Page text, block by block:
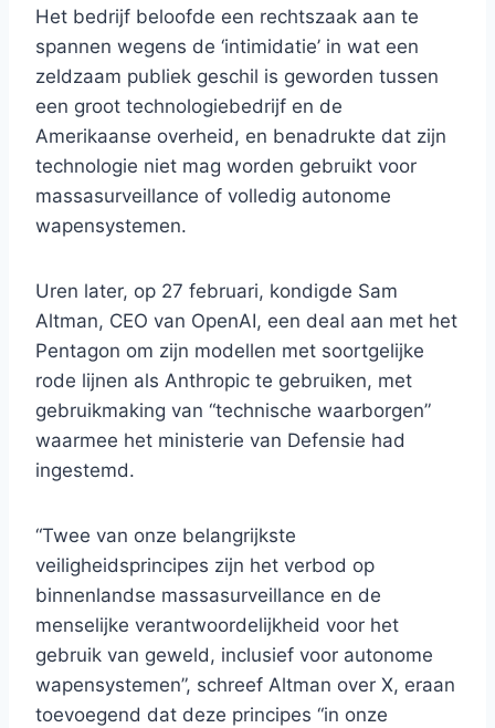
Het bedrijf beloofde een rechtszaak aan te
spannen wegens de ‘intimidatie’ in wat een
zeldzaam publiek geschil is geworden tussen
een groot technologiebedrijf en de
Amerikaanse overheid, en benadrukte dat zijn
technologie niet mag worden gebruikt voor
massasurveillance of volledig autonome
wapensystemen.
Uren later, op 27 februari, kondigde Sam
Altman, CEO van OpenAI, een deal aan met het
Pentagon om zijn modellen met soortgelijke
rode lijnen als Anthropic te gebruiken, met
gebruikmaking van “technische waarborgen”
waarmee het ministerie van Defensie had
ingestemd.
“Twee van onze belangrijkste
veiligheidsprincipes zijn het verbod op
binnenlandse massasurveillance en de
menselijke verantwoordelijkheid voor het
gebruik van geweld, inclusief voor autonome
wapensystemen”, schreef Altman over X, eraan
toevoegend dat deze principes “in onze